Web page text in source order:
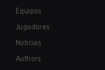
Equipos
Jugadores
Noticias
Authors